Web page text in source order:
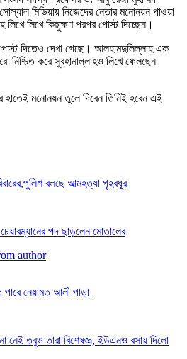
মিডিয়ায় নিজেদের নেতার মনোনয়ন পাওয়া
লিখে লিখে কিছুক্ষণ পরপর পোস্ট দিচ্ছেন।
দিতেও দেখা গেছে। আলহামদুলিল্লাহ এক
করে সুবহানাল্লাহও লিখে ফেলছেন
হাতেই মনোনয়ন তুলে দিবেন তিনিই হবেন এই
বলছে আত্মহত্যা গৃহবধূর
পদ ছাড়লেন মোতালেব
author
পারে নেয়ামত আলী পাড়া
নেই তবুও তারা বিশেষজ্ঞ, ইউএনও বসায় দিলো